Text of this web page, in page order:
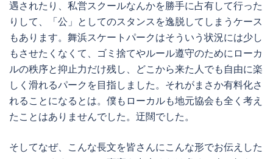
遇されたり、私営スクールなんかを勝手に占有して行った
りして、「公」としてのスタンスを逸脱してしまうケース
もあります。舞浜スケートパークはそういう状況には少し
もさせたくなくて、ゴミ捨てやルール遵守のためにローカ
ルの秩序と抑止力だけ残し、どこから来た人でも自由に楽
しく滑れるパークを目指しました。それがまさか有料化さ
れることになるとは。僕もローカルも地元協会も全く考え
たことはありませんでした。迂闊でした。
そしてなぜ、こんな長文を皆さんにこんな形でお伝えした